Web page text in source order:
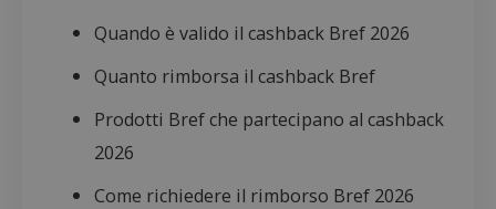
Quando è valido il cashback Bref 2026
Quanto rimborsa il cashback Bref
Prodotti Bref che partecipano al cashback
2026
Come richiedere il rimborso Bref 2026